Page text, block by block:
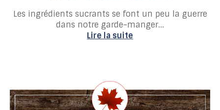
Les ingrédients sucrants se font un peu la guerre
dans notre garde-manger...
Lire la suite